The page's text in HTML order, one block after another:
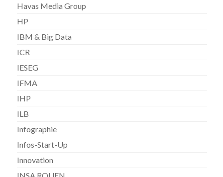
Havas Media Group
HP
IBM & Big Data
ICR
IESEG
IFMA
IHP
ILB
Infographie
Infos-Start-Up
Innovation
INSA ROUEN